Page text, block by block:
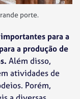
porte.
para a
a produção de
Além disso,
atividades de
Porém,